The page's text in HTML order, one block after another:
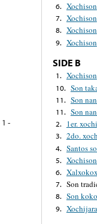
-
6. Xochison
7. Xochison
8. Xochison
9. Xochison
SIDE B
1. Xochison
10. Son
11. Son
11. Son
2. 1er.
3. 2do.
4. Santos
5.
6.
7. Son
8. Son
9.